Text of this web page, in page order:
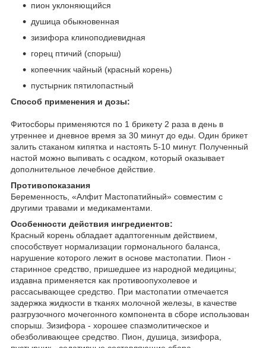
пион уклоняющийся
душица обыкновенная
зизифора клиноподиевидная
горец птичий (спорыш)
копеечник чайный (красный корень)
пустырник пятилопастный
Способ применения и дозы:
Фитосборы применяются по 1 брикету 2 раза в день в
утреннее и дневное время за 30 минут до еды. Один брикет
залить стаканом кипятка и настоять 5-10 минут. Полученный
настой можно выпивать с осадком, который оказывает
дополнительное лечебное действие.
Противопоказания
Беременность, «Алфит Мастопатийный» совместим с
другими травами и медикаментами.
Особенности действия ингредиентов:
Красный корень обладает адаптогенным действием,
способствует нормализации гормонального баланса,
нарушение которого лежит в основе мастопатии. Пион -
старинное средство, пришедшее из народной медицины;
издавна применяется как противоопухолевое и
рассасывающее средство. При мастопатии отмечается
задержка жидкости в тканях молочной железы, в качестве
разгрузочного мочегонного компонента в сборе использован
спорыш. Зизифора - хорошее спазмолитическое и
обезболивающее средство. Пион, душица, зизифора,